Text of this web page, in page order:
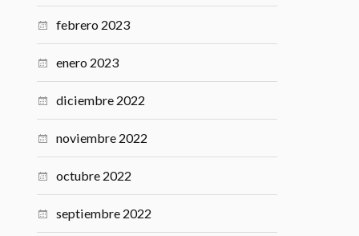
febrero 2023
enero 2023
diciembre 2022
noviembre 2022
octubre 2022
septiembre 2022